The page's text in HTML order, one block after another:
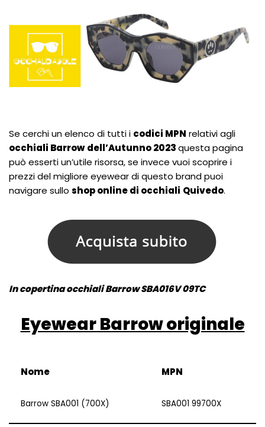
Se cerchi un elenco di tutti i codici MPN relativi agli
occhiali Barrow dell’Autunno 2023questa pagina
può esserti un’utile risorsa, se invece vuoi scoprire i
prezzi del migliore eyewear di questo brand puoi
navigare sullo shop online di occhiali Quivedo.
In copertina occhiali Barrow SBA016V 09TC
Eyewear Barrow originale
Nome MPN
Barrow SBA001 (700X) SBA001 99700X